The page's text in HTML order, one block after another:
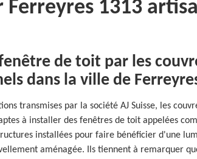
Ferreyres 1313
de toit par les
dans la ville de
transmises par la société AJ Suisse, les
à installer des fenêtres de toit appelées
installées pour faire bénéficier d'une
aménagée. Ils tiennent à remarquer